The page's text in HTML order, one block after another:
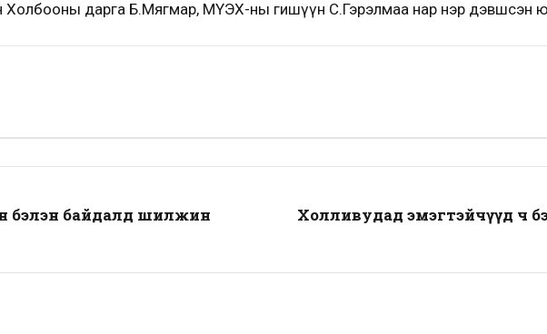
Холбооны дарга Б.Мягмар, МҮЭХ-ны гишүүн С.Гэрэлмаа нар нэр дэвшсэн
бэлэн байдалд шилжин
Холливудад эмэгтэйчүүд ч